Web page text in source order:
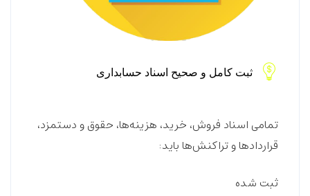
ثبت کامل و صحیح اسناد حسابداری
تمامی اسناد فروش، خرید، هزینه‌ها، حقوق و دستمزد،
قراردادها و تراکنش‌ها باید:
ثبت شده